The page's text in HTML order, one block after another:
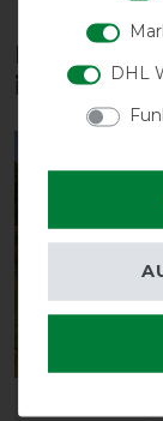
Diese
DHL